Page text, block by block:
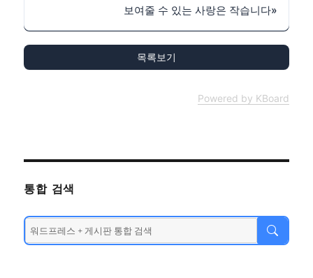
보여줄 수 있는 사랑은 작습니다»
목록보기
Powered by KBoard
통합 검색